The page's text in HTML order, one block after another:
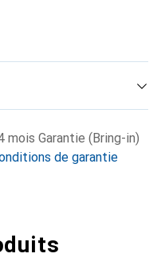
mois Garantie (Bring-in)
de garantie